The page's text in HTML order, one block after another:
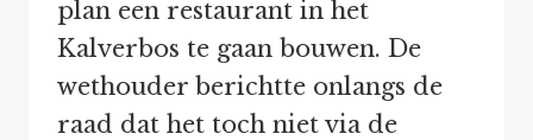
plan een restaurant in het
Kalverbos te gaan bouwen. De
wethouder berichtte onlangs de
raad dat het toch niet via de